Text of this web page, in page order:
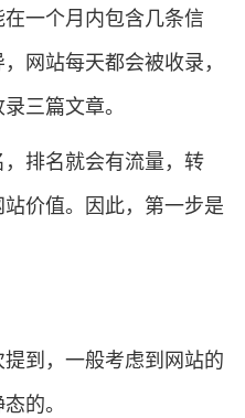
一个月内包含几条信
网站每天都会被收录，
三篇文章。
排名就会有流量，转
价值。因此，第一步是
到，一般考虑到网站的
的。